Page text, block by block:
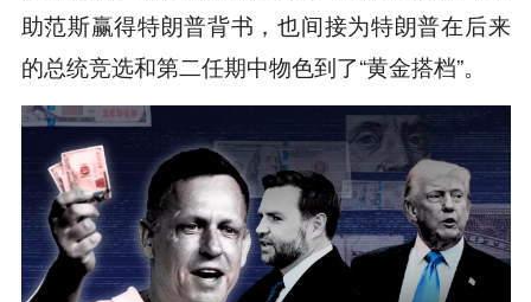
助范斯赢得特朗普背书，也间接为特朗普在后来
的总统竞选和第二任期中物色到了“黄金搭档”。